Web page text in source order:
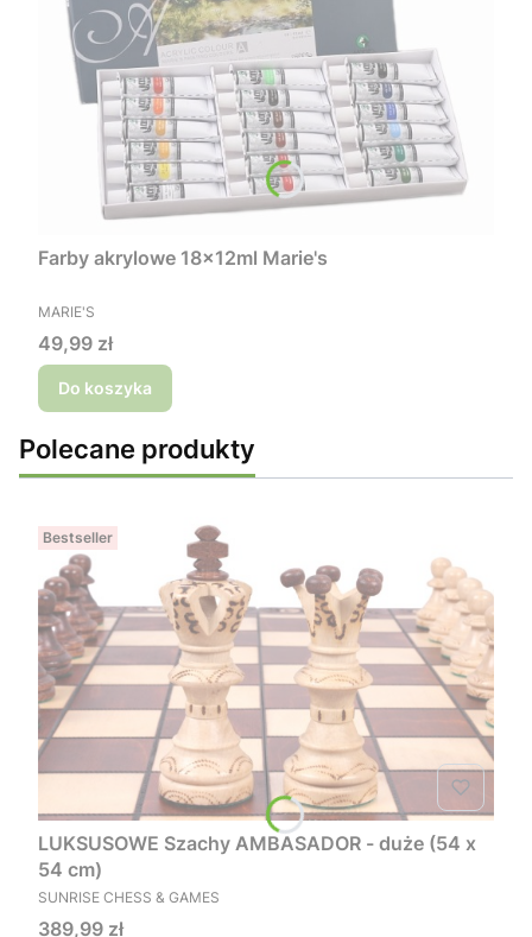
Farby akrylowe 18x12ml Marie's
PRODUCENT
MARIE'S
Cena
49,99 zł
Do koszyka
Polecane produkty
Bestseller
LUKSUSOWE Szachy AMBASADOR - duże (54 x
54 cm)
PRODUCENT
SUNRISE CHESS & GAMES
Cena
389,99 zł